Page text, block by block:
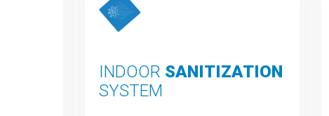
INDOOR SANITIZATION
SYSTEM